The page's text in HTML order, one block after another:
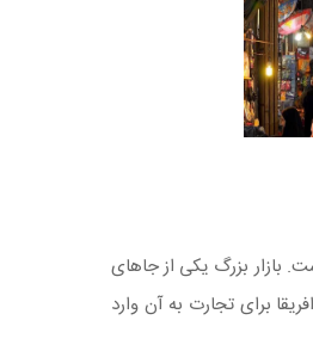
ثبت شده است. بازار بزرگ یکی از جا‌های
برای تجارت به آن وارد